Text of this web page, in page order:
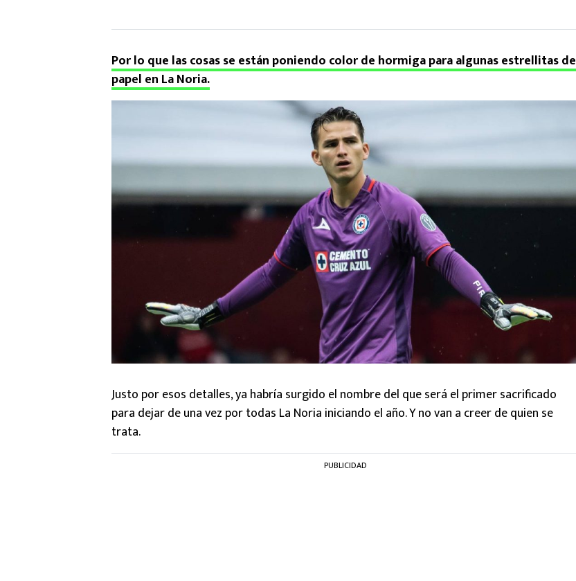
Por lo que las cosas se están poniendo color de hormiga para algunas estrellitas de
papel en La Noria.
Justo por esos detalles, ya habría surgido el nombre del que será el primer sacrificado
para dejar de una vez por todas La Noria iniciando el año. Y no van a creer de quien se
trata.
PUBLICIDAD